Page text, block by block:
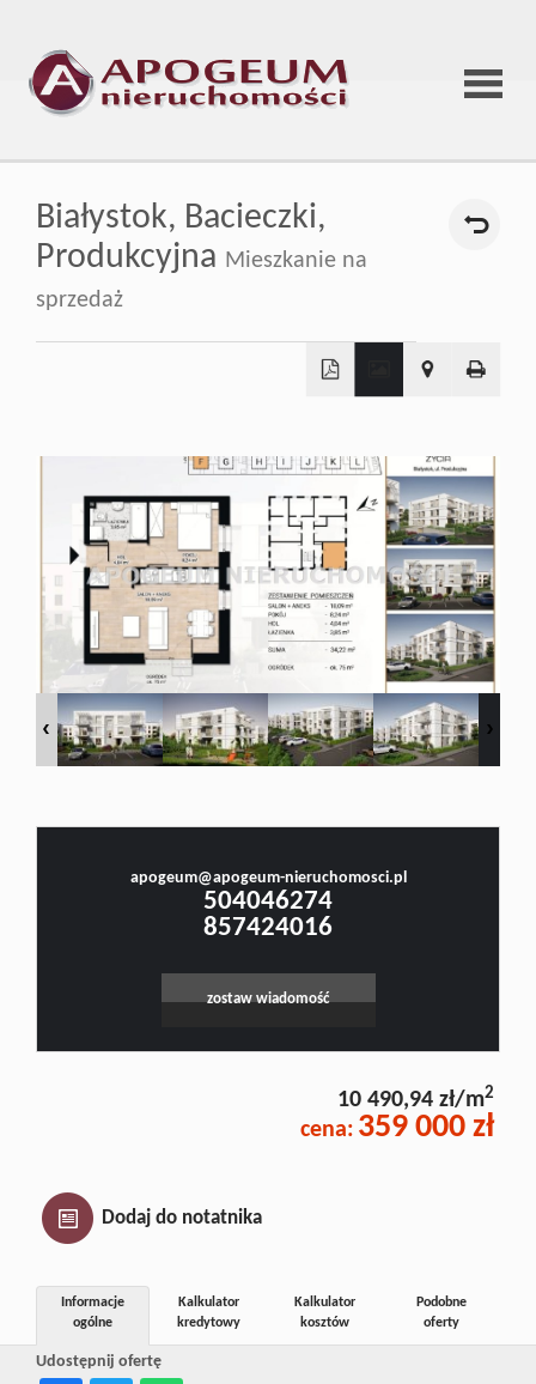
Strona
Oferta
Rynek
Białystok, Bacieczki,
Produkcyjna Mieszkanie na
sprzedaż
apogeum@apogeum-nieruchomosci.pl
504046274
857424016
zostaw wiadomość
10 490,94 zł/m2
cena: 359 000 zł
Dodaj do notatnika
Udostępnij ofertę
Informacje
ogólne
Kalkulator
kredytowy
Kalkulator
kosztów
Podobne
oferty